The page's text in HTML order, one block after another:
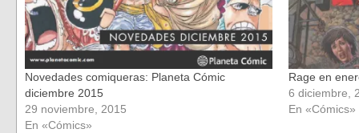
Novedades comiqueras: Planeta Cómic
diciembre 2015
29 noviembre, 2015
En «Cómics»
Rage en
6 diciembre,
En «Cómics»